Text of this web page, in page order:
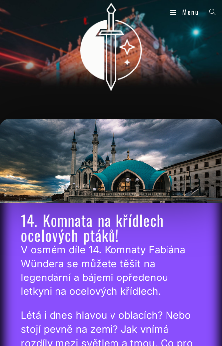
Menu
V osmém díle 14. Komnaty Fabiána
Wündera se můžete těšit na
legendární a bájemi opředenou
letkyni na ocelových křídlech.
Létá i dnes hlavou v oblacích? Nebo
stojí pevně na zemi? Jak vnímá
rozdíly mezi světlem a tmou. Co pro
14. Komnata na křídlech
ocelových ptáků!